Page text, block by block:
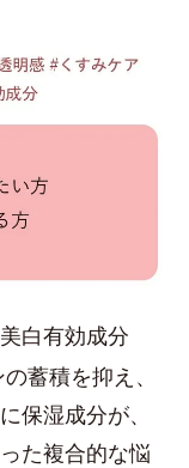
白有効成分
蓄積を抑え、
保湿成分が、
た複合的な悩